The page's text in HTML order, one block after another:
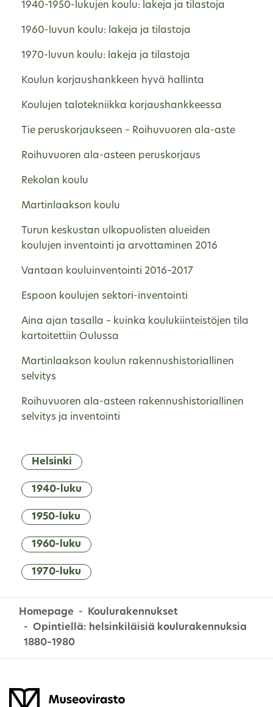
1940-1950-lukujen koulu: lakeja ja tilastoja
1960-luvun koulu: lakeja ja tilastoja
1970-luvun koulu: lakeja ja tilastoja
Koulun korjaushankkeen hyvä hallinta
Koulujen talotekniikka korjaushankkeessa
Tie peruskorjaukseen – Roihuvuoren ala-aste
Roihuvuoren ala-asteen peruskorjaus
Rekolan koulu
Martinlaakson koulu
Turun keskustan ulkopuolisten alueiden
koulujen inventointi ja arvottaminen 2016
Vantaan kouluinventointi 2016–2017
Espoon koulujen sektori-inventointi
Aina ajan tasalla – kuinka koulukiinteistöjen tila
kartoitettiin Oulussa
Martinlaakson koulun rakennushistoriallinen
selvitys
Roihuvuoren ala-asteen rakennushistoriallinen
selvitys ja inventointi
Helsinki
1940-luku
1950-luku
1960-luku
1970-luku
Homepage
Koulurakennukset
Opintiellä: helsinkiläisiä koulurakennuksia
1880–1980